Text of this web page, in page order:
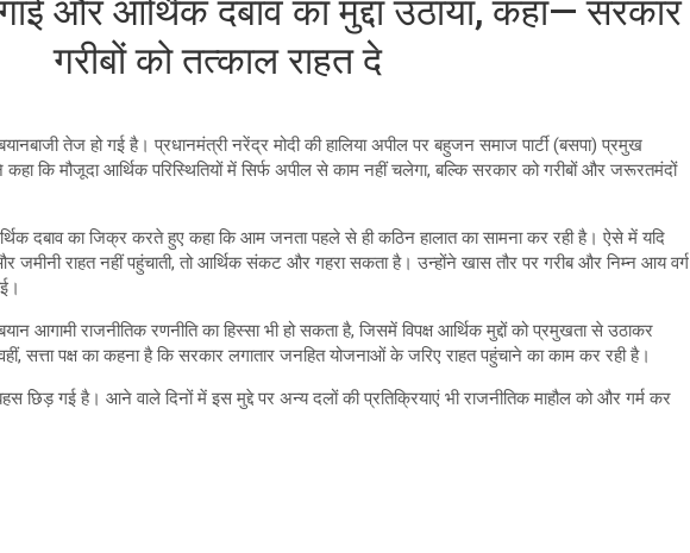
और आर्थिक दबाव का मुद्दा उठाया, कहा— सरकार
गरीबों को तत्काल राहत दे
तेज हो गई है। प्रधानमंत्री नरेंद्र मोदी की हालिया अपील पर बहुजन समाज पार्टी (बसपा) प्रमुख
कहा कि मौजूदा आर्थिक परिस्थितियों में सिर्फ अपील से काम नहीं चलेगा, बल्कि सरकार को गरीबों और जरूरतमंदों
दबाव का जिक्र करते हुए कहा कि आम जनता पहले से ही कठिन हालात का सामना कर रही है। ऐसे में यदि
राहत नहीं पहुंचाती, तो आर्थिक संकट और गहरा सकता है। उन्होंने खास तौर पर गरीब और निम्न आय वर्ग
आगामी राजनीतिक रणनीति का हिस्सा भी हो सकता है, जिसमें विपक्ष आर्थिक मुद्दों को प्रमुखता से उठाकर
सत्ता पक्ष का कहना है कि सरकार लगातार जनहित योजनाओं के जरिए राहत पहुंचाने का काम कर रही है।
छिड़ गई है। आने वाले दिनों में इस मुद्दे पर अन्य दलों की प्रतिक्रियाएं भी राजनीतिक माहौल को और गर्म कर